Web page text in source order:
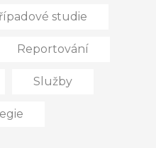
studie
Reportování
Služby